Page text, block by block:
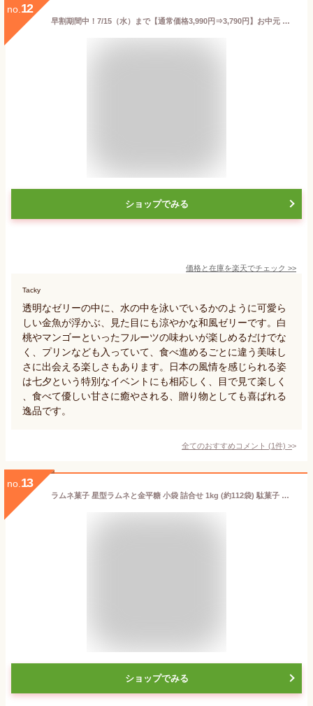
no. 12
早割期間中！7/15（水）まで【通常価格3,990円⇒3,790円】お中元 ＜京都 養老軒＞ゆらり金魚の涼風ゼリー 御中元 夏ギフト ギフト 贈答 送料込み 送料込み ギフト プレゼント 贈答 お取り寄せ お土産 (レビュー記入で300円OFFクーポン配布中)
ショップでみる
価格と在庫を楽天でチェック >>
Tacky
透明なゼリーの中に、水の中を泳いでいるかのように可愛ら
しい金魚が浮かぶ、見た目にも涼やかな和風ゼリーです。白
桃やマンゴーといったフルーツの味わいが楽しめるだけでな
く、プリンなども入っていて、食べ進めるごとに違う美味し
さに出会える楽しさもあります。日本の風情を感じられる姿
は七夕という特別なイベントにも相応しく、目で見て楽しく
、食べて優しい甘さに癒やされる、贈り物としても喜ばれる
逸品です。
全てのおすすめコメント (1件) >
no. 13
ラムネ菓子 星型ラムネと金平糖 小袋 詰合せ 1kg (約112袋) 駄菓子 ツインクルスター お菓子 こんぺいとう 個包装 業務用 大容量 gracibo
ショップでみる